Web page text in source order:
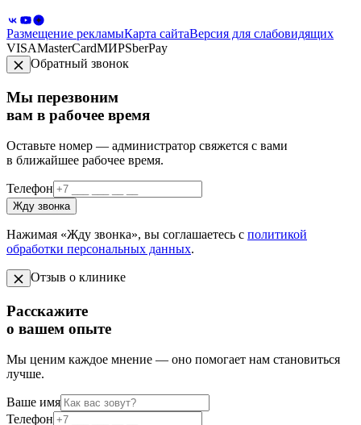
Размещение рекламыКарта сайтаВерсия для слабовидящих
VISAMasterCardМИРSberPay
Обратный звонок
Мы перезвоним
вам в рабочее время
Оставьте номер — администратор свяжется с вами
в ближайшее рабочее время.
Телефон
Жду звонка
Нажимая «Жду звонка», вы соглашаетесь с политикой
обработки персональных данных.
Отзыв о клинике
Расскажите
о вашем опыте
Мы ценим каждое мнение — оно помогает нам становиться
лучше.
Ваше имя
Телефон